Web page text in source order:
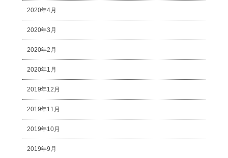
2020年4月
2020年3月
2020年2月
2020年1月
2019年12月
2019年11月
2019年10月
2019年9月